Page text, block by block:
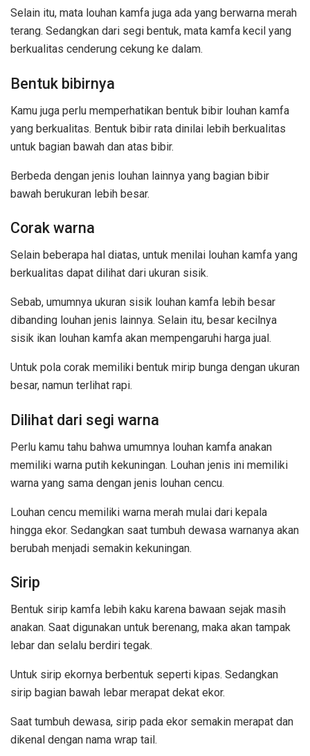
Selain itu, mata louhan kamfa juga ada yang berwarna merah
terang. Sedangkan dari segi bentuk, mata kamfa kecil yang
berkualitas cenderung cekung ke dalam.
Bentuk bibirnya
Kamu juga perlu memperhatikan bentuk bibir louhan kamfa
yang berkualitas. Bentuk bibir rata dinilai lebih berkualitas
untuk bagian bawah dan atas bibir.
Berbeda dengan jenis louhan lainnya yang bagian bibir
bawah berukuran lebih besar.
Corak warna
Selain beberapa hal diatas, untuk menilai louhan kamfa yang
berkualitas dapat dilihat dari ukuran sisik.
Sebab, umumnya ukuran sisik louhan kamfa lebih besar
dibanding louhan jenis lainnya. Selain itu, besar kecilnya
sisik ikan louhan kamfa akan mempengaruhi harga jual.
Untuk pola corak memiliki bentuk mirip bunga dengan ukuran
besar, namun terlihat rapi.
Dilihat dari segi warna
Perlu kamu tahu bahwa umumnya louhan kamfa anakan
memiliki warna putih kekuningan. Louhan jenis ini memiliki
warna yang sama dengan jenis louhan cencu.
Louhan cencu memiliki warna merah mulai dari kepala
hingga ekor. Sedangkan saat tumbuh dewasa warnanya akan
berubah menjadi semakin kekuningan.
Sirip
Bentuk sirip kamfa lebih kaku karena bawaan sejak masih
anakan. Saat digunakan untuk berenang, maka akan tampak
lebar dan selalu berdiri tegak.
Untuk sirip ekornya berbentuk seperti kipas. Sedangkan
sirip bagian bawah lebar merapat dekat ekor.
Saat tumbuh dewasa, sirip pada ekor semakin merapat dan
dikenal dengan nama wrap tail.